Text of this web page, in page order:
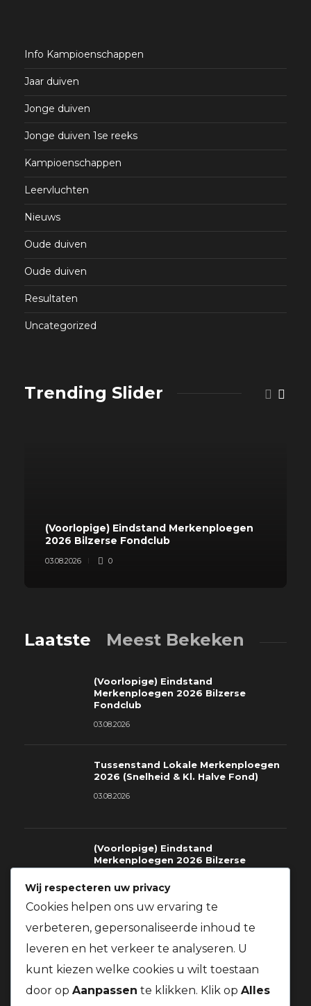
Info Kampioenschappen
Jaar duiven
Jonge duiven
Jonge duiven 1se reeks
Kampioenschappen
Leervluchten
Nieuws
Oude duiven
Oude duiven
Resultaten
Uncategorized
Trending Slider
(Voorlopige) Eindstand Merkenploegen
2026 Bilzerse Fondclub
03.08.2026 0
Laatste Meest Bekeken
(Voorlopige) Eindstand
Merkenploegen 2026 Bilzerse
Fondclub
03.08.2026
Tussenstand Lokale Merkenploegen
2026 (Snelheid & Kl. Halve Fond)
03.08.2026
(Voorlopige) Eindstand
Merkenploegen 2026 Bilzerse
Fondclub
03.08.2026
Richtlijnen voor deelname gratis
prijzen St.Soupplets 08.08.2026
t.v.v. Kom Op Tegen Kanker + Gratis
BBQ voor alle leden van onze
03.08.2026
Wij respecteren uw privacy
Cookies helpen ons uw ervaring te
verbeteren, gepersonaliseerde inhoud te
leveren en het verkeer te analyseren. U
kunt kiezen welke cookies u wilt toestaan
door op Aanpassen te klikken. Klik op Alles